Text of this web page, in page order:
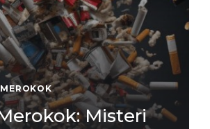
Misteri